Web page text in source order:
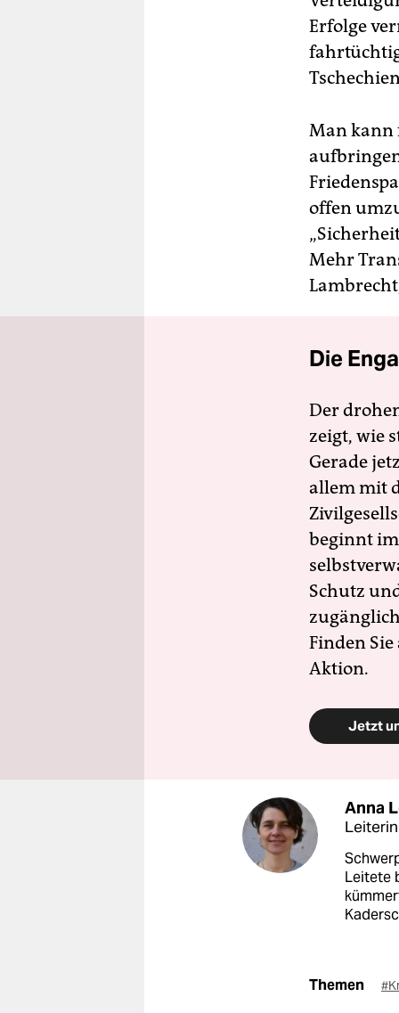
Erfolge
Man kann
offen
Mehr
Die
Der
zeigt, wie
Gerade
allem mit
beginnt
Schutz
Finden
Aktion.
Jetzt
Anna
Leitete
Themen